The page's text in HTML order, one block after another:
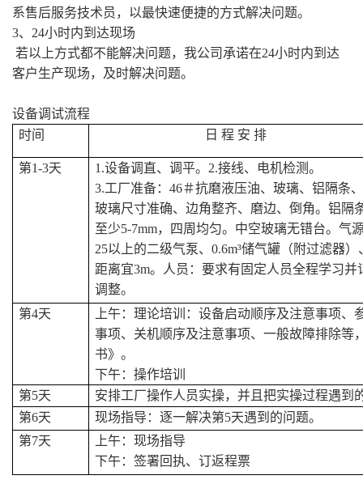
系售后服务技术员，以最快速便捷的方式解决问题。
3、24小时内到达现场
若以上方式都不能解决问题，我公司承诺在24小时内到达
客户生产现场，及时解决问题。
设备调试流程
时间
日 程 安 排
第1-3天
1.设备调直、调平。2.接线、电机检测。
3.工厂准备：46＃抗磨液压油、玻璃、铝隔条
玻璃尺寸准确、边角整齐、磨边、倒角。铝隔
至少5-7mm，四周均匀。中空玻璃无错台。气
25以上的二级气泵、0.6m³储气罐（附过滤器
距离宜3m。人员：要求有固定人员全程学习
调整。
第4天
上午：理论培训：设备启动顺序及注意事项、
事项、关机顺序及注意事项、一般故障排除等
书》。
下午：操作培训
第5天
安排工厂操作人员实操，并且把实操过程遇到
第6天
现场指导：逐一解决第5天遇到的问题。
第7天
上午：现场指导
下午：签署回执、订返程票